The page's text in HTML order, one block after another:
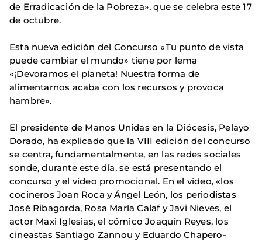
de Erradicación de la Pobreza», que se celebra este 17
de octubre.
Esta nueva edición del Concurso «Tu punto de vista
puede cambiar el mundo» tiene por lema
«¡Devoramos el planeta! Nuestra forma de
alimentarnos acaba con los recursos y provoca
hambre».
El presidente de Manos Unidas en la Diócesis, Pelayo
Dorado, ha explicado que la VIII edición del concurso
se centra, fundamentalmente, en las redes sociales
sonde, durante este día, se está presentando el
concurso y el vídeo promocional. En el vídeo, «los
cocineros Joan Roca y Ángel León, los periodistas
José Ribagorda, Rosa María Calaf y Javi Nieves, el
actor Maxi Iglesias, el cómico Joaquín Reyes, los
cineastas Santiago Zannou y Eduardo Chapero-